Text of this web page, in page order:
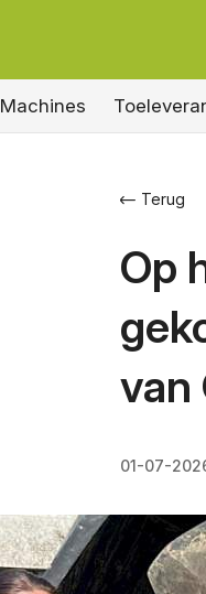
Machines
Terug
Op
van
01-07-